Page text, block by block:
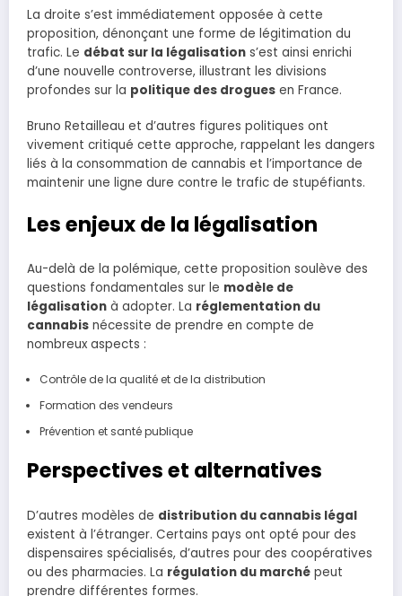
La droite s’est immédiatement opposée à cette
proposition, dénonçant une forme de légitimation du
trafic. Le débat sur la légalisation s’est ainsi enrichi
d’une nouvelle controverse, illustrant les divisions
profondes sur la politique des drogues en France.
Bruno Retailleau et d’autres figures politiques ont
vivement critiqué cette approche, rappelant les dangers
liés à la consommation de cannabis et l’importance de
maintenir une ligne dure contre le trafic de stupéfiants.
Les enjeux de la légalisation
Au-delà de la polémique, cette proposition soulève des
questions fondamentales sur le modèle de
légalisation à adopter. La réglementation du
cannabis nécessite de prendre en compte de
nombreux aspects :
Contrôle de la qualité et de la distribution
Formation des vendeurs
Prévention et santé publique
Perspectives et alternatives
D’autres modèles de distribution du cannabis légal
existent à l’étranger. Certains pays ont opté pour des
dispensaires spécialisés, d’autres pour des coopératives
ou des pharmacies. La régulation du marché peut
prendre différentes formes.